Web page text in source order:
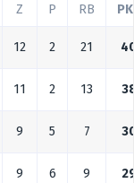
Z P RB
12 2 21
11 2 13
9 5 7
9 6 9